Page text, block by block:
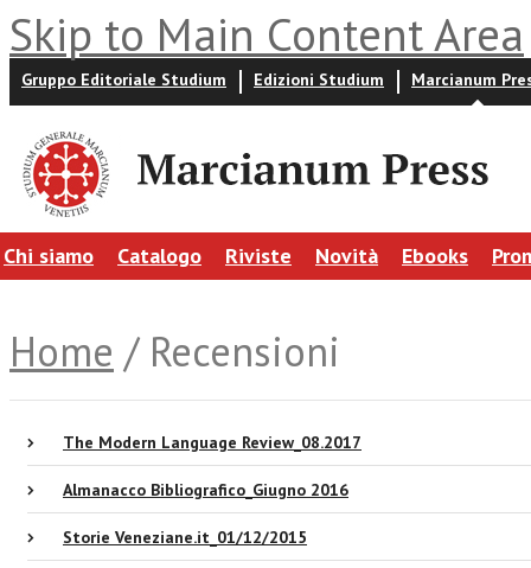
Skip to Main Content Area
Gruppo Editoriale Studium Edizioni Studium Marcianum
Chi siamo Catalogo Riviste Novità Ebooks
Home / Recensioni
The Modern Language Review_08.2017
Almanacco Bibliografico_Giugno 2016
Storie Veneziane.it_01/12/2015